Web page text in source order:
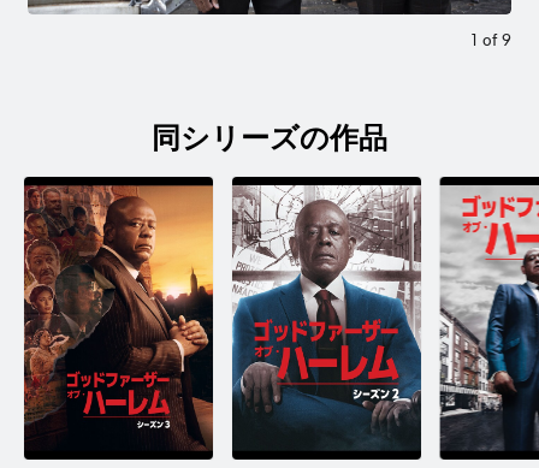
1 of 9
同シリーズの作品